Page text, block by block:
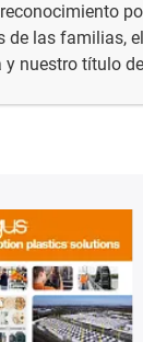
de las familias,
y nuestro título